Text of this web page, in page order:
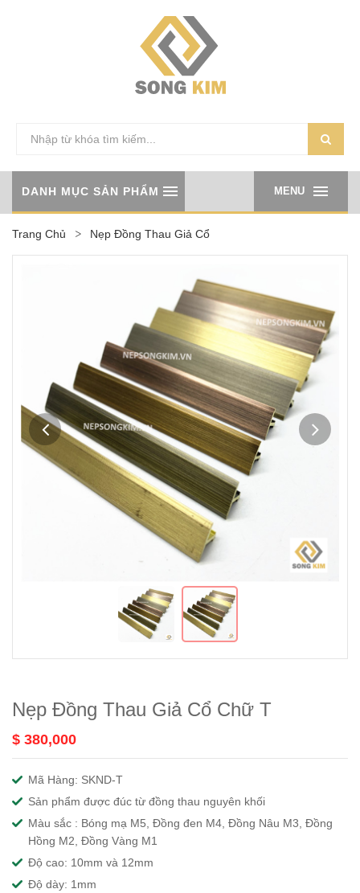
MENU
DANH MỤC SẢN PHẨM
Trang Chủ Nẹp Đồng Thau Giả Cổ
Nẹp Đồng Thau Giả Cổ Chữ T
$ 380,000
Mã Hàng: SKND-T
Sản phẩm được đúc từ đồng thau nguyên khối
Màu sắc : Bóng mạ M5, Đồng đen M4, Đồng Nâu M3, Đồng
Hồng M2, Đồng Vàng M1
Độ cao: 10mm và 12mm
Độ dày: 1mm